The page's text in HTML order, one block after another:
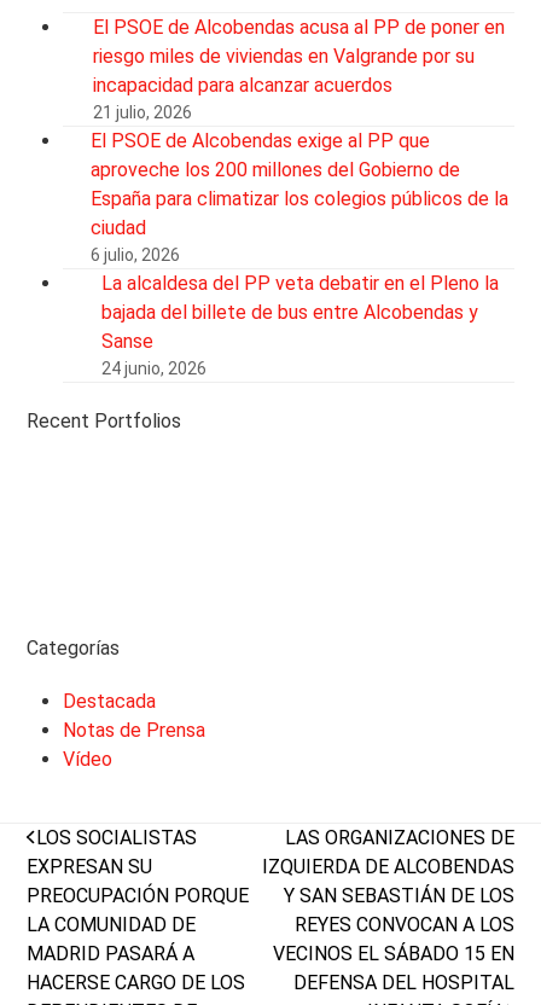
El PSOE de Alcobendas acusa al PP de poner en
riesgo miles de viviendas en Valgrande por su
incapacidad para alcanzar acuerdos
21 julio, 2026
El PSOE de Alcobendas exige al PP que
aproveche los 200 millones del Gobierno de
España para climatizar los colegios públicos de la
ciudad
6 julio, 2026
La alcaldesa del PP veta debatir en el Pleno la
bajada del billete de bus entre Alcobendas y
Sanse
24 junio, 2026
Recent Portfolios
Categorías
Destacada
Notas de Prensa
Vídeo
previous
post:
LOS SOCIALISTAS
EXPRESAN SU
PREOCUPACIÓN PORQUE
LA COMUNIDAD DE
MADRID PASARÁ A
HACERSE CARGO DE LOS
next
post:
LAS ORGANIZACIONES DE
IZQUIERDA DE ALCOBENDAS
Y SAN SEBASTIÁN DE LOS
REYES CONVOCAN A LOS
VECINOS EL SÁBADO 15 EN
DEFENSA DEL HOSPITAL